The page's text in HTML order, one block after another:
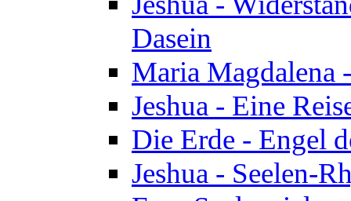
Dasein
Maria Magdalena
Jeshua - Eine
Die Erde - Engel
Jeshua - Seelen-